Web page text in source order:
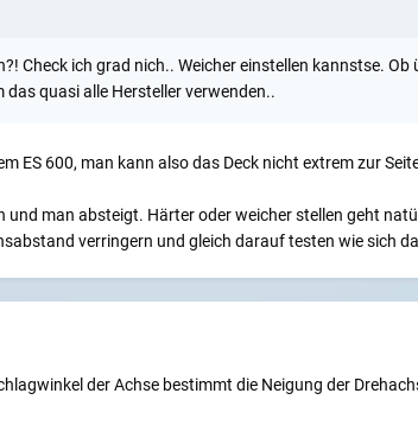
Check ich grad nich.. Weicher einstellen kannstse.
quasi alle Hersteller verwenden..
ES 600, man kann also das Deck nicht extrem zur
und man absteigt. Härter oder weicher stellen geht
verringern und gleich darauf testen wie sich
der Achse bestimmt die Neigung der